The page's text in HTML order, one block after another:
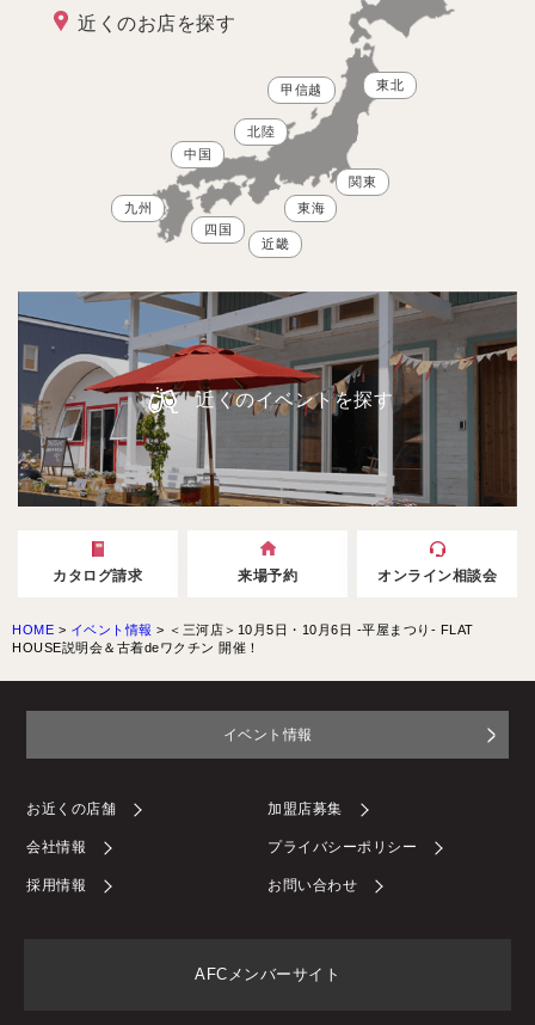
近くのお店を探す
東北
甲信越
北陸
関東
東海
近畿
中国
四国
九州
近くのイベントを探す
カタログ請求 来場予約 オンライン相談会
HOME > イベント情報 > ＜三河店＞10月5日・10月6日 -平屋まつり- FLAT
HOUSE説明会＆古着deワクチン 開催！
イベント情報
お近くの店舗 加盟店募集
会社情報 プライバシーポリシー
採用情報 お問い合わせ
AFCメンバーサイト